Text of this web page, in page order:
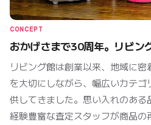
CONCEPT
おかげさまで30周年。リビン
リビング館は創業以来、地域に
を大切にしながら、幅広いカテ
供してきました。思い入れのある
経験豊富な査定スタッフが商品